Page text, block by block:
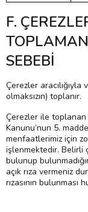
F.
SEBEBİ
Çerezler
olmaksızın) toplanır.
Çerezler ile toplanan
Kanunu’nun 5.
menfaatlerimiz için
işlenmektedir. Belirli
bulunup
açık rıza vermeniz
rızasının